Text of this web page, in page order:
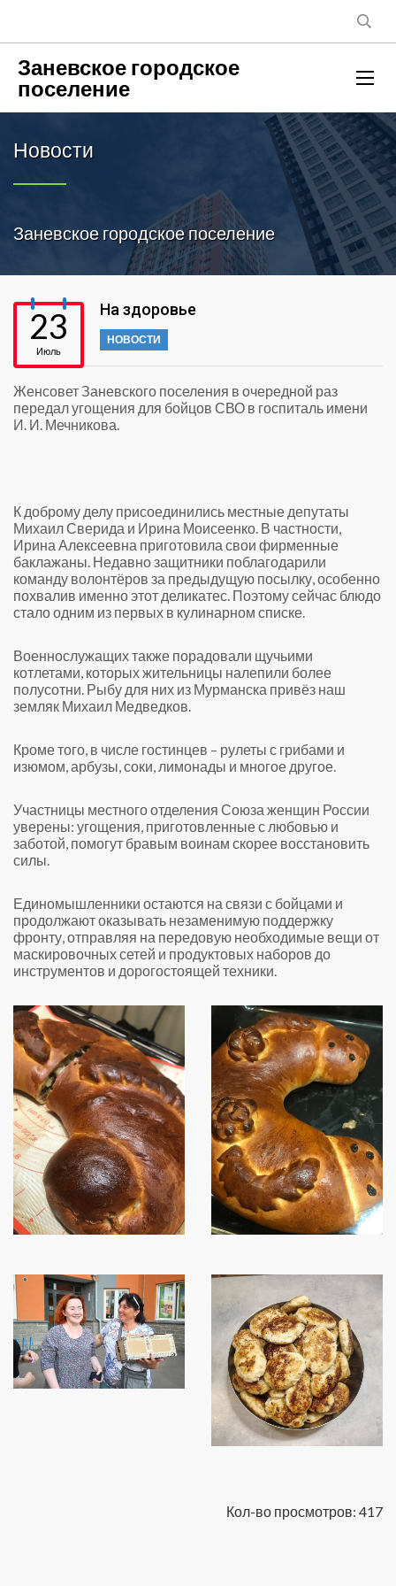
Заневское городское
поселение
Новости
Заневское городское поселение
23
Июль
На здоровье
НОВОСТИ
Женсовет Заневского поселения в очередной раз
передал угощения для бойцов СВО в госпиталь имени
И. И. Мечникова.
К доброму делу присоединились местные депутаты
Михаил Сверида и Ирина Моисеенко. В частности,
Ирина Алексеевна приготовила свои фирменные
баклажаны. Недавно защитники поблагодарили
команду волонтёров за предыдущую посылку, особенно
похвалив именно этот деликатес. Поэтому сейчас блюдо
стало одним из первых в кулинарном списке.
Военнослужащих также порадовали щучьими
котлетами, которых жительницы налепили более
полусотни. Рыбу для них из Мурманска привёз наш
земляк Михаил Медведков.
Кроме того, в числе гостинцев – рулеты с грибами и
изюмом, арбузы, соки, лимонады и многое другое.
Участницы местного отделения Союза женщин России
уверены: угощения, приготовленные с любовью и
заботой, помогут бравым воинам скорее восстановить
силы.
Единомышленники остаются на связи с бойцами и
продолжают оказывать незаменимую поддержку
фронту, отправляя на передовую необходимые вещи от
маскировочных сетей и продуктовых наборов до
инструментов и дорогостоящей техники.
Кол-во просмотров: 417